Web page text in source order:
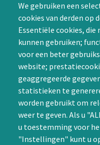
We gebruiken een
cookies van derden op
Essentiële cookies,
kunnen gebruiken;
voor een beter
website;
geaggregeerde
statistieken te
worden gebruikt om
weer te geven. Als u
u toestemming voor
"Instellingen" kunt u
Achternaam (optioneel)
CAPTCHA